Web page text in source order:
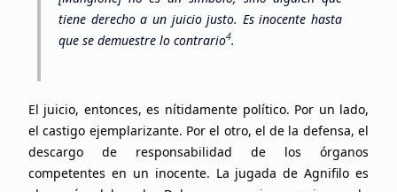
tiene derecho a un juicio justo. Es inocente hasta
que se demuestre lo contrario4.
El juicio, entonces, es nítidamente político. Por un lado,
el castigo ejemplarizante. Por el otro, el de la defensa, el
descargo de responsabilidad de los órganos
competentes en un inocente. La jugada de Agnifilo es